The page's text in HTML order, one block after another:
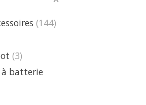
(144)
(3)
batterie